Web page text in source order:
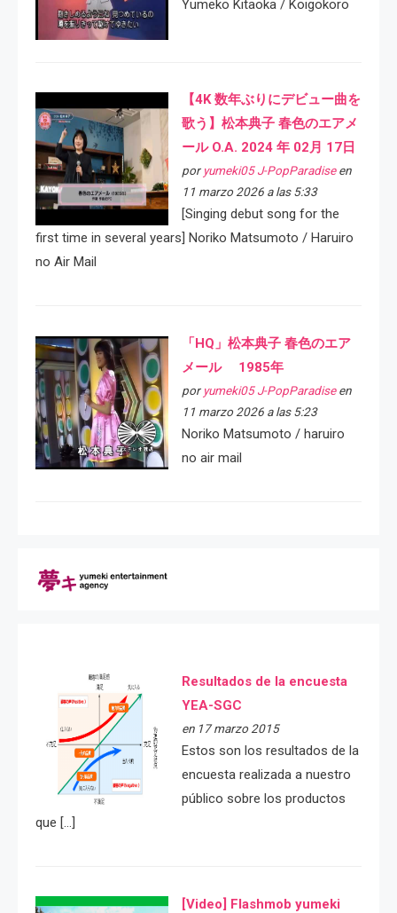
Yumeko Kitaoka / Koigokoro
【4K 数年ぶりにデビュー曲を
歌う】松本典子 春色のエアメ
ール O.A. 2024 年 02月 17日
por yumeki05 J-PopParadiseen
11 marzo 2026 a las 5:33
[Singing debut song for the
first time in several years] Noriko Matsumoto / Haruiro
no Air Mail
「HQ」松本典子 春色のエア
メール 1985年
por yumeki05 J-PopParadiseen
11 marzo 2026 a las 5:23
Noriko Matsumoto / haruiro
no air mail
Resultados de la encuesta
YEA-SGC
en 17 marzo 2015
Estos son los resultados de la
encuesta realizada a nuestro
público sobre los productos
que […]
[Video] Flashmob yumeki